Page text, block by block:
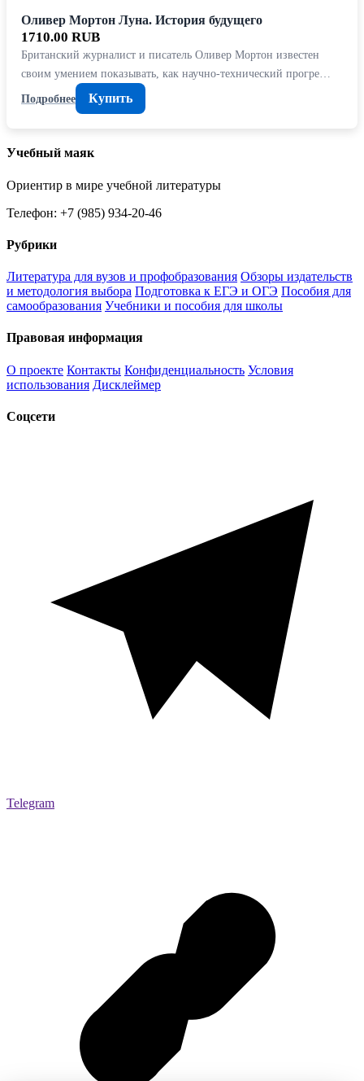
Оливер Мортон Луна. История будущего
1710.00 RUB
Британский журналист и писатель Оливер Мортон известен
своим умением показывать, как научно-технический прогре…
Подробнее
Купить
Учебный маяк
Ориентир в мире учебной литературы
Телефон: +7 (985) 934-20-46
Рубрики
Литература для вузов и профобразования Обзоры издательств
и методология выбора Подготовка к ЕГЭ и ОГЭ Пособия для
самообразования Учебники и пособия для школы
Правовая информация
О проекте Контакты Конфиденциальность Условия
использования Дисклеймер
Соцсети
Telegram